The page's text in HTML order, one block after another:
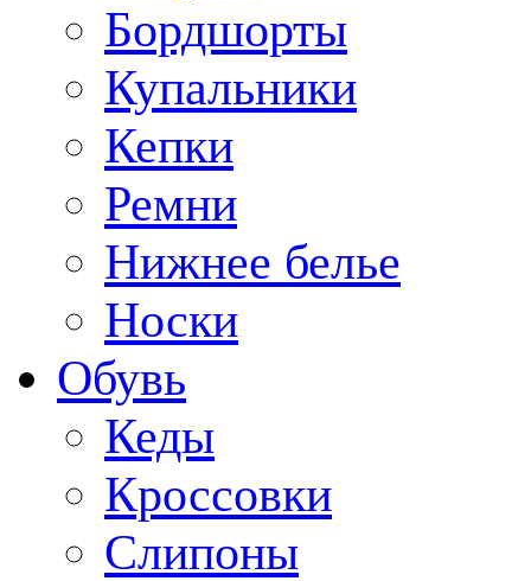
Бордшорты
Купальники
Кепки
Ремни
Нижнее белье
Носки
Обувь
Кеды
Кроссовки
Слипоны